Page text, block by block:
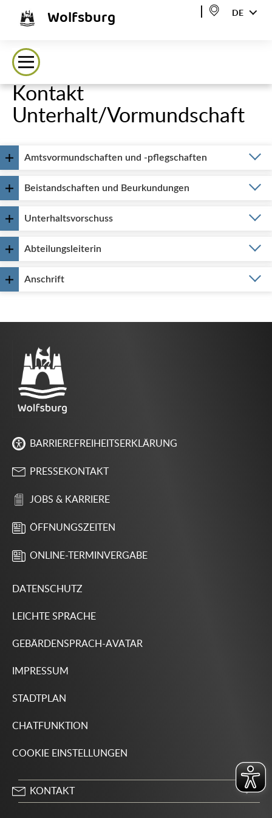
Wolfsburg DE
Kontakt
Unterhalt/Vormundschaft
Amtsvormundschaften und -pflegschaften
Beistandschaften und Beurkundungen
Unterhaltsvorschuss
Abteilungsleiterin
Anschrift
BARRIEREFREIHEITSERKLÄRUNG
PRESSEKONTAKT
JOBS & KARRIERE
ÖFFNUNGSZEITEN
ONLINE-TERMINVERGABE
DATENSCHUTZ
LEICHTE SPRACHE
GEBÄRDENSPRACH-AVATAR
IMPRESSUM
STADTPLAN
CHATFUNKTION
COOKIE EINSTELLUNGEN
KONTAKT